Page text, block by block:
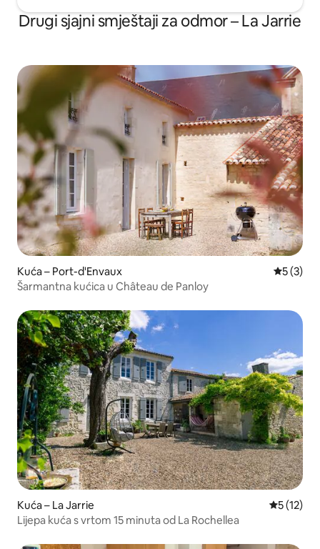
Drugi sjajni smještaji za odmor – La Jarrie
Kuća – Port-d'Envaux
5 (3)
Šarmantna kućica u Château de Panloy
Kuća – La Jarrie Prosječna
5 (12)
Lijepa kuća s vrtom 15 minuta od La Rochellea